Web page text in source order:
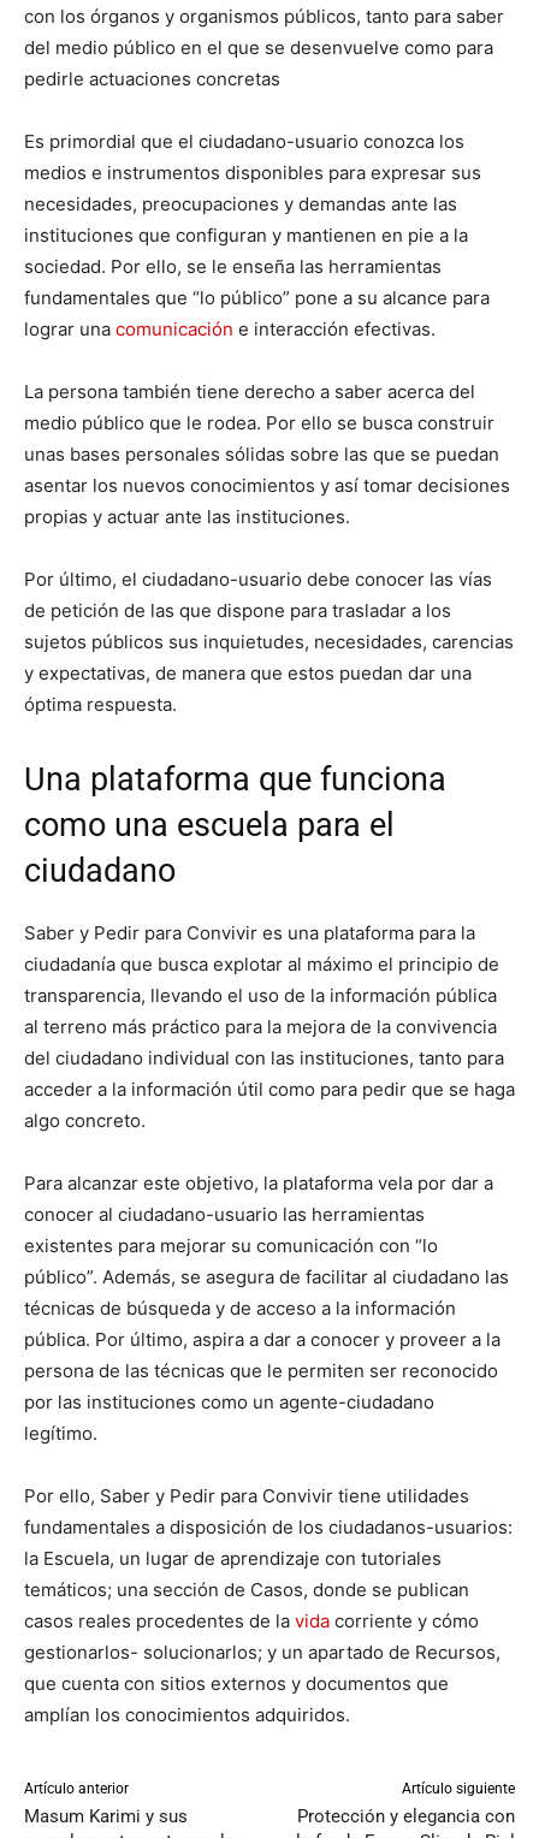
con los órganos y organismos públicos, tanto para saber
del medio público en el que se desenvuelve como para
pedirle actuaciones concretas
Es primordial que el ciudadano-usuario conozca los
medios e instrumentos disponibles para expresar sus
necesidades, preocupaciones y demandas ante las
instituciones que configuran y mantienen en pie a la
sociedad. Por ello, se le enseña las herramientas
fundamentales que “lo público” pone a su alcance para
lograr una comunicación e interacción efectivas.
La persona también tiene derecho a saber acerca del
medio público que le rodea. Por ello se busca construir
unas bases personales sólidas sobre las que se puedan
asentar los nuevos conocimientos y así tomar decisiones
propias y actuar ante las instituciones.
Por último, el ciudadano-usuario debe conocer las vías
de petición de las que dispone para trasladar a los
sujetos públicos sus inquietudes, necesidades, carencias
y expectativas, de manera que estos puedan dar una
óptima respuesta.
Una plataforma que funciona
como una escuela para el
ciudadano
Saber y Pedir para Convivir es una plataforma para la
ciudadanía que busca explotar al máximo el principio de
transparencia, llevando el uso de la información pública
al terreno más práctico para la mejora de la convivencia
del ciudadano individual con las instituciones, tanto para
acceder a la información útil como para pedir que se haga
algo concreto.
Para alcanzar este objetivo, la plataforma vela por dar a
conocer al ciudadano-usuario las herramientas
existentes para mejorar su comunicación con “lo
público”. Además, se asegura de facilitar al ciudadano las
técnicas de búsqueda y de acceso a la información
pública. Por último, aspira a dar a conocer y proveer a la
persona de las técnicas que le permiten ser reconocido
por las instituciones como un agente-ciudadano
legítimo.
Por ello, Saber y Pedir para Convivir tiene utilidades
fundamentales a disposición de los ciudadanos-usuarios:
la Escuela, un lugar de aprendizaje con tutoriales
temáticos; una sección de Casos, donde se publican
casos reales procedentes de la vida corriente y cómo
gestionarlos- solucionarlos; y un apartado de Recursos,
que cuenta con sitios externos y documentos que
amplían los conocimientos adquiridos.
Artículo anterior
Masum Karimi y sus
Artículo siguiente
Protección y elegancia con